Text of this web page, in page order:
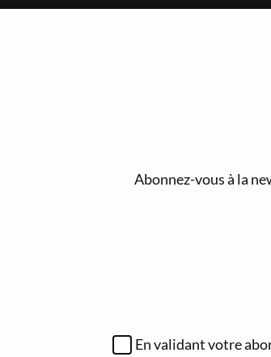
Abonnez-vous à la
En validant votre